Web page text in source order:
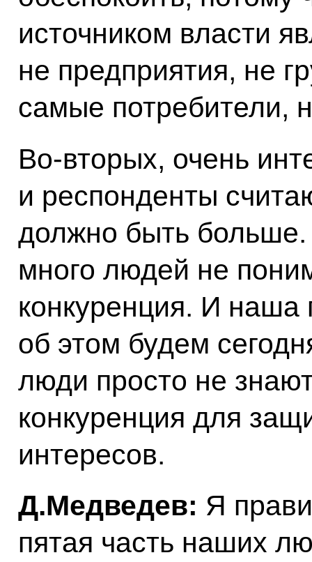
источником власти
не предприятия, не
самые потребители,
Во‑вторых, очень
и респонденты
должно быть больше.
много людей не
конкуренция. И наша
об этом будем
люди просто не
конкуренция для
интересов.
Д.Медведев: Я
пятая часть наших